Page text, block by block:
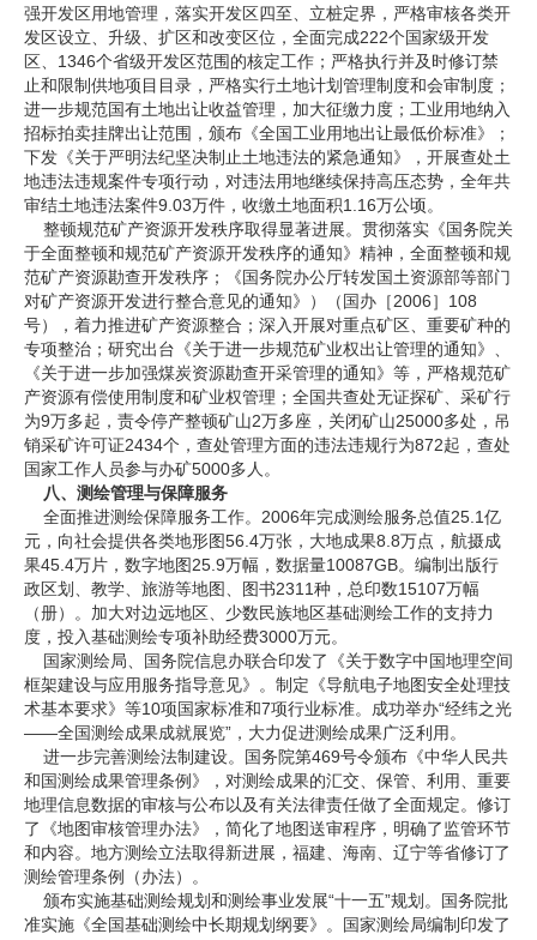
强开发区用地管理，落实开发区四至、立桩定界，严格审核各类开
发区设立、升级、扩区和改变区位，全面完成222个国家级开发
区、1346个省级开发区范围的核定工作；严格执行并及时修订禁
止和限制供地项目目录，严格实行土地计划管理制度和会审制度；
进一步规范国有土地出让收益管理，加大征缴力度；工业用地纳入
招标拍卖挂牌出让范围，颁布《全国工业用地出让最低价标准》；
下发《关于严明法纪坚决制止土地违法的紧急通知》，开展查处土
地违法违规案件专项行动，对违法用地继续保持高压态势，全年共
审结土地违法案件9.03万件，收缴土地面积1.16万公顷。
整顿规范矿产资源开发秩序取得显著进展。贯彻落实《国务院关
于全面整顿和规范矿产资源开发秩序的通知》精神，全面整顿和规
范矿产资源勘查开发秩序；《国务院办公厅转发国土资源部等部门
对矿产资源开发进行整合意见的通知》）（国办［2006］108
号），着力推进矿产资源整合；深入开展对重点矿区、重要矿种的
专项整治；研究出台《关于进一步规范矿业权出让管理的通知》、
《关于进一步加强煤炭资源勘查开采管理的通知》等，严格规范矿
产资源有偿使用制度和矿业权管理；全国共查处无证探矿、采矿行
为9万多起，责令停产整顿矿山2万多座，关闭矿山25000多处，吊
销采矿许可证2434个，查处管理方面的违法违规行为872起，查处
国家工作人员参与办矿5000多人。
八、测绘管理与保障服务
全面推进测绘保障服务工作。2006年完成测绘服务总值25.1亿
元，向社会提供各类地形图56.4万张，大地成果8.8万点，航摄成
果45.4万片，数字地图25.9万幅，数据量10087GB。编制出版行
政区划、教学、旅游等地图、图书2311种，总印数15107万幅
（册）。加大对边远地区、少数民族地区基础测绘工作的支持力
度，投入基础测绘专项补助经费3000万元。
国家测绘局、国务院信息办联合印发了《关于数字中国地理空间
框架建设与应用服务指导意见》。制定《导航电子地图安全处理技
术基本要求》等10项国家标准和7项行业标准。成功举办“经纬之光
——全国测绘成果成就展览”，大力促进测绘成果广泛利用。
进一步完善测绘法制建设。国务院第469号令颁布《中华人民共
和国测绘成果管理条例》，对测绘成果的汇交、保管、利用、重要
地理信息数据的审核与公布以及有关法律责任做了全面规定。修订
了《地图审核管理办法》，简化了地图送审程序，明确了监管环节
和内容。地方测绘立法取得新进展，福建、海南、辽宁等省修订了
测绘管理条例（办法）。
颁布实施基础测绘规划和测绘事业发展“十一五”规划。国务院批
准实施《全国基础测绘中长期规划纲要》。国家测绘局编制印发了